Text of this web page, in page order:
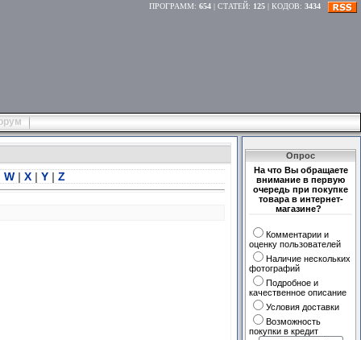
ПРОГРАММ: 654 | СТАТЕЙ: 125 | КОДОВ: 3434
W | X | Y | Z
Опрос
На что Вы обращаете
внимание в первую
очередь при покупке
товара в интернет-
магазине?
Комментарии и
оценку пользователей
Наличие нескольких
фотографий
Подробное и
качественное описание
Условия доставки
Возможность
покупки в кредит